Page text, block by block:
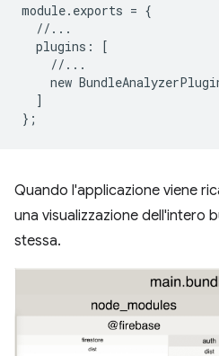
module. exports = {
//...
plugins :
[
//...
new
]
};
Quando l'applicazione viene
una visualizzazione dell'intero
stessa.